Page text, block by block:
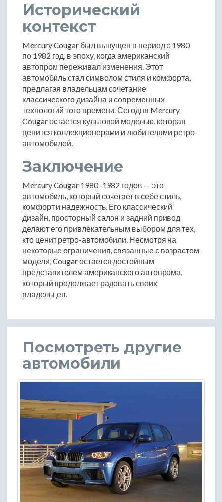
Исторический
контекст
Mercury Cougar был выпущен в период с 1980
по 1982 год, в эпоху, когда американский
автопром переживал изменения. Этот
автомобиль стал символом стиля и комфорта,
предлагая владельцам сочетание
классического дизайна и современных
технологий того времени. Сегодня Mercury
Cougar остается культовой моделью, которая
ценится коллекционерами и любителями ретро-
автомобилей.
Заключение
Mercury Cougar 1980–1982 годов — это
автомобиль, который сочетает в себе стиль,
комфорт и надежность. Его классический
дизайн, просторный салон и задний привод
делают его привлекательным выбором для тех,
кто ценит ретро-автомобили. Несмотря на
некоторые ограничения, связанные с возрастом
модели, Cougar остается достойным
представителем американского автопрома,
который продолжает радовать своих
владельцев.
Посмотреть другие
автомобили